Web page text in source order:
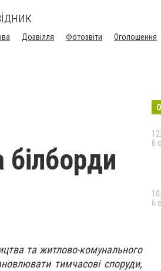
Дозвілля Фотозвіти
Оголошення
та житлово-комунального
тимчасові споруди,
6
6